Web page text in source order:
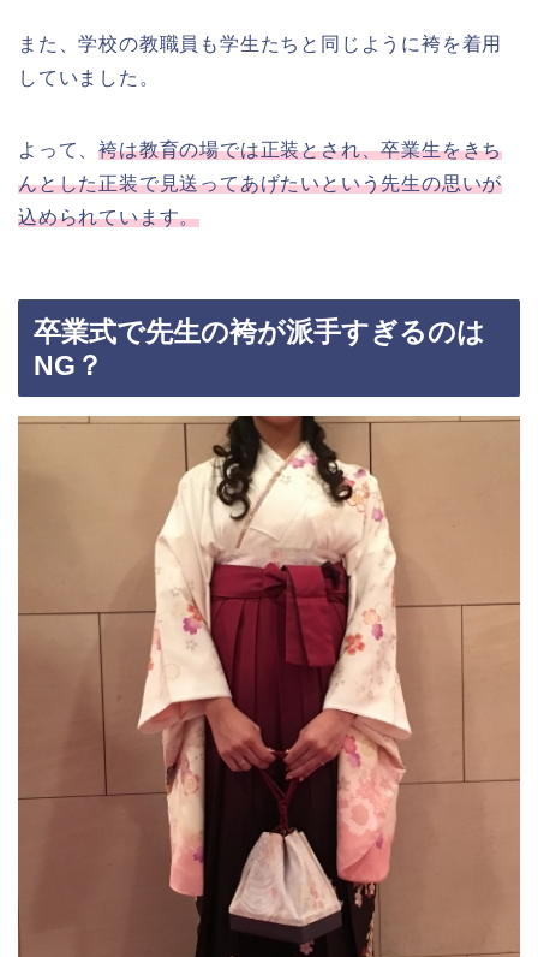
また、学校の教職員も学生たちと同じように袴を着用
していました。
よって、袴は教育の場では正装とされ、卒業生をきち
んとした正装で見送ってあげたいという先生の思いが
込められています。
卒業式で先生の袴が派手すぎるのは
NG？